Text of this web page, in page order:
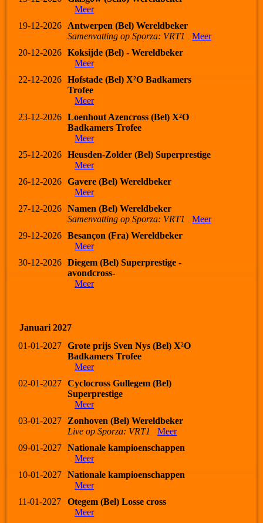
Meer
19-12-2026
Antwerpen (Bel) Wereldbeker
Samenvatting op Sporza: VRT1
Meer
20-12-2026
Koksijde (Bel) - Wereldbeker
Meer
22-12-2026
Hofstade (Bel) X²O Badkamers
Trofee
Meer
23-12-2026
Loenhout Azencross (Bel) X²O
Badkamers Trofee
Meer
25-12-2026
Heusden-Zolder (Bel) Superprestige
Meer
26-12-2026
Gavere (Bel) Wereldbeker
Meer
27-12-2026
Namen (Bel) Wereldbeker
Samenvatting op Sporza: VRT1
Meer
29-12-2026
Besançon (Fra) Wereldbeker
Meer
30-12-2026
Diegem (Bel) Superprestige -
avondcross-
Meer
Januari 2027
01-01-2027
Grote prijs Sven Nys (Bel) X²O
Badkamers Trofee
Meer
02-01-2027
Cyclocross Gullegem (Bel)
Superprestige
Meer
03-01-2027
Zonhoven (Bel) Wereldbeker
Live op Sporza: VRT1
Meer
09-01-2027
Nationale kampioenschappen
Meer
10-01-2027
Nationale kampioenschappen
Meer
11-01-2027
Otegem (Bel) Losse cross
Meer